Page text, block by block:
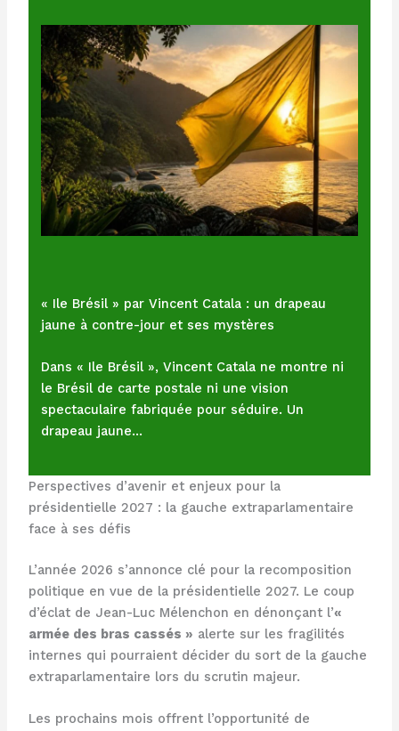
« Ile Brésil » par Vincent Catala : un drapeau
jaune à contre-jour et ses mystères
Dans « Ile Brésil », Vincent Catala ne montre ni
le Brésil de carte postale ni une vision
spectaculaire fabriquée pour séduire. Un
drapeau jaune…
Perspectives d’avenir et enjeux pour la
présidentielle 2027 : la gauche extraparlamentaire
face à ses défis
L’année 2026 s’annonce clé pour la recomposition
politique en vue de la présidentielle 2027. Le coup
d’éclat de Jean-Luc Mélenchon en dénonçant l’«
armée des bras cassés » alerte sur les fragilités
internes qui pourraient décider du sort de la gauche
extraparlamentaire lors du scrutin majeur.
Les prochains mois offrent l’opportunité de